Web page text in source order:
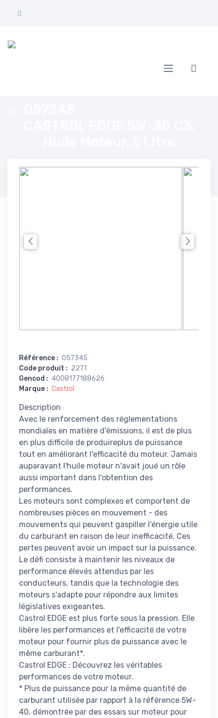
Référence : 057345
Code produit : 2271
Gencod : 4008177188626
Marque : Castrol
Description
Avec le renforcement des réglementations
mondiales en matière d'émissions, il est de plus
en plus difficile de produireplus de puissance
tout en améliorant l'efficacité du moteur. Jamais
auparavant l'huile moteur n'avait joué un rôle
aussi important dans l'obtention des
performances.
Les moteurs sont complexes et comportent de
nombreuses pièces en mouvement - des
mouvements qui peuvent gaspiller l'énergie utile
du carburant en raison de leur inefficacité. Ces
pertes peuvent avoir un impact sur la puissance.
Le défi consiste à maintenir les niveaux de
performance élevés attendus par les
conducteurs, tandis que la technologie des
moteurs s'adapte pour répondre aux limites
législatives exigeantes.
Castrol EDGE est plus forte sous la pression. Elle
libère les performances et l'efficacité de votre
moteur pour fournir plus de puissance avec le
même carburant*.
Castrol EDGE : Découvrez les véritables
performances de votre moteur.
* Plus de puissance pour la même quantité de
carburant utilisée par rapport à la référence 5W-
40, démontrée par des essais sur moteur pour